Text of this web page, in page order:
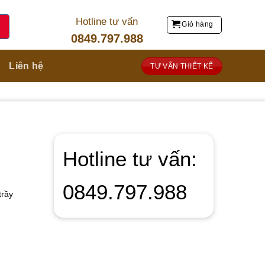
Hotline tư vấn
0849.797.988
Giỏ hàng
Liên hệ TƯ VẤN THIẾT KẾ
Hotline tư vấn:
0849.797.988